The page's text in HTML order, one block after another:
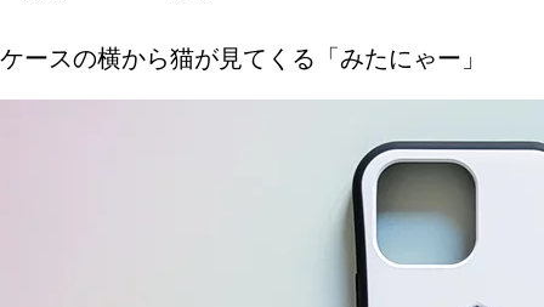
ケースの横から猫が見てくる「みたにゃー」